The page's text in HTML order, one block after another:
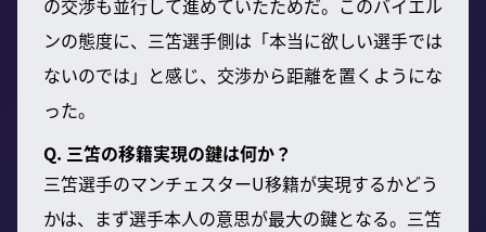
ンの態度に、三笘選手側は「本当に欲しい選手では
ないのでは」と感じ、交渉から距離を置くようにな
った。
Q. 三笘の移籍実現の鍵は何か？
三笘選手のマンチェスターU移籍が実現するかどう
かは、まず選手本人の意思が最大の鍵となる。三笘